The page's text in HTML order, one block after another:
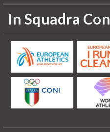
In Squadra Con